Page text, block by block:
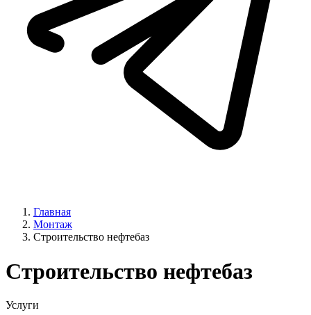
Главная
Монтаж
Строительство нефтебаз
Строительство нефтебаз
Услуги